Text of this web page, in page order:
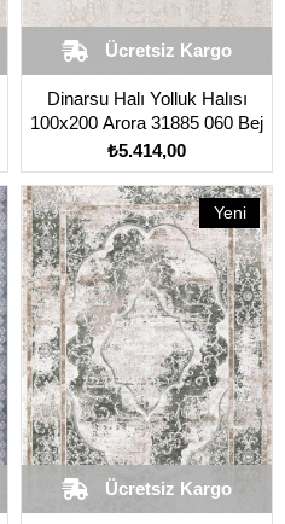
Dinarsu Halı Yolluk Halısı
100x200 Arora 31885 060 Bej
₺5.414,00
Ücretsiz Kargo
Ücretsiz Kargo
Yeni
Ürün